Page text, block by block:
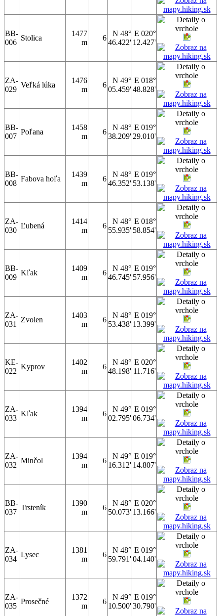
BB-
006
Stolica
1477
m
6
N 48°
46.422'
E 020°
12.427'
ZA-
029
Veľká lúka
1476
m
6
N 49°
05.459'
E 018°
48.828'
BB-
007
Poľana
1458
m
6
N 48°
38.209'
E 019°
29.010'
BB-
008
Fabova hoľa
1439
m
6
N 48°
46.352'
E 019°
53.138'
ZA-
030
Ľubená
1414
m
6
N 48°
55.935'
E 018°
58.854'
BB-
009
Kľak
1409
m
6
N 48°
46.745'
E 019°
57.956'
ZA-
031
Zvolen
1403
m
6
N 48°
53.438'
E 019°
13.399'
KE-
022
Kyprov
1402
m
6
N 48°
48.198'
E 020°
11.716'
ZA-
033
Kľak
1394
m
6
N 49°
02.795'
E 019°
06.734'
ZA-
032
Minčol
1394
m
6
N 49°
16.312'
E 019°
14.807'
BB-
037
Trsteník
1390
m
6
N 48°
50.073'
E 020°
13.166'
ZA-
034
Lysec
1381
m
6
N 48°
59.791'
E 019°
04.140'
ZA-
035
Prosečné
1372
m
6
N 49°
10.500'
E 019°
30.790'